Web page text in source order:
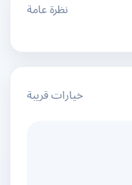
نظرة عامة
خيارات قريبة